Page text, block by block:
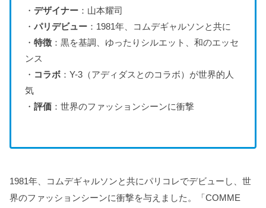
・ デザイナー：山本耀司
・ パリデビュー：1981年、コムデギャルソンと共に
・ 特徴：黒を基調、ゆったりシルエット、和のエッセ
ンス
・ コラボ：Y-3（アディダスとのコラボ）が世界的人
気
・ 評価：世界のファッションシーンに衝撃
1981年、コムデギャルソンと共にパリコレでデビューし、世
界のファッションシーンに衝撃を与えました。「COMME